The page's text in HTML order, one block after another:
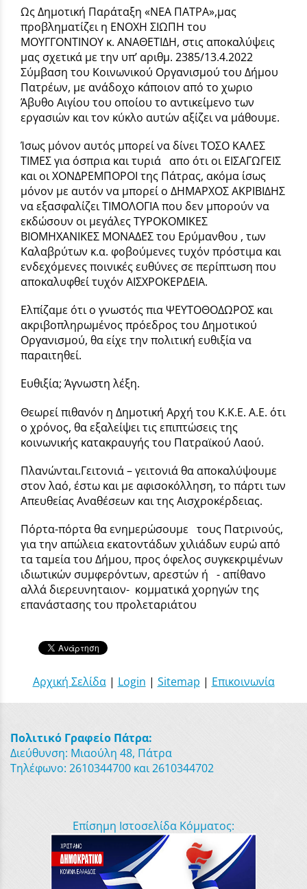
Ως Δημοτική Παράταξη «ΝΕΑ ΠΑΤΡΑ»,μας
προβληματίζει η ΕΝΟΧΗ ΣΙΩΠΗ του
ΜΟΥΓΓΟΝΤΙΝΟΥ κ. ΑΝΑΘΕΤΙΔΗ, στις αποκαλύψεις
μας σχετικά με την υπ’ αριθμ. 2385/13.4.2022
Σύμβαση του Κοινωνικού Οργανισμού του Δήμου
Πατρέων, με ανάδοχο κάποιον από το χωριο
Άβυθο Αιγίου του οποίου το αντικείμενο των
εργασιών και τον κύκλο αυτών αξίζει να μάθουμε.
Ίσως μόνον αυτός μπορεί να δίνει ΤΟΣΟ ΚΑΛΕΣ
ΤΙΜΕΣ για όσπρια και τυριά απο ότι οι ΕΙΣΑΓΩΓΕΙΣ
και οι ΧΟΝΔΡΕΜΠΟΡΟΙ της Πάτρας, ακόμα ίσως
μόνον με αυτόν να μπορεί ο ΔΗΜΑΡΧΟΣ ΑΚΡΙΒΙΔΗΣ
να εξασφαλίζει ΤΙΜΟΛΟΓΙΑ που δεν μπορούν να
εκδώσουν οι μεγάλες ΤΥΡΟΚΟΜΙΚΕΣ
ΒΙΟΜΗΧΑΝΙΚΕΣ ΜΟΝΑΔΕΣ του Ερύμανθου , των
Καλαβρύτων κ.α. φοβούμενες τυχόν πρόστιμα και
ενδεχόμενες ποινικές ευθύνες σε περίπτωση που
αποκαλυφθεί τυχόν ΑΙΣΧΡΟΚΕΡΔΕΙΑ.
Ελπίζαμε ότι ο γνωστός πια ΨΕΥΤΟΘΟΔΩΡΟΣ και
ακριβοπληρωμένος πρόεδρος του Δημοτικού
Οργανισμού, θα είχε την πολιτική ευθιξία να
παραιτηθεί.
Ευθιξία; Άγνωστη λέξη.
Θεωρεί πιθανόν η Δημοτική Αρχή του Κ.Κ.Ε. Α.Ε. ότι
ο χρόνος, θα εξαλείψει τις επιπτώσεις της
κοινωνικής κατακραυγής του Πατραϊκού Λαού.
Πλανώνται.Γειτονιά – γειτονιά θα αποκαλύψουμε
στον λαό, έστω και με αφισοκόλληση, το πάρτι των
Απευθείας Αναθέσεων και της Αισχροκέρδειας.
Πόρτα-πόρτα θα ενημερώσουμε τους Πατρινούς,
για την απώλεια εκατοντάδων χιλιάδων ευρώ από
τα ταμεία του Δήμου, προς όφελος συγκεκριμένων
ιδιωτικών συμφερόντων, αρεστών ή - απίθανο
αλλά διερευνηταιον- κομματικά χορηγών της
επανάστασης του προλεταριάτου
Αρχική Σελίδα| Login | Sitemap | Επικοινωνία
Πολιτικό Γραφείο Πάτρα:
Διεύθυνση: Μιαούλη 48, Πάτρα
Τηλέφωνο: 2610344700 και 2610344702
Επίσημη Ιστοσελίδα Κόμματος: